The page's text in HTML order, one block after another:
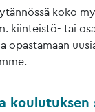
koko
kiinteistö- tai
opastamaan